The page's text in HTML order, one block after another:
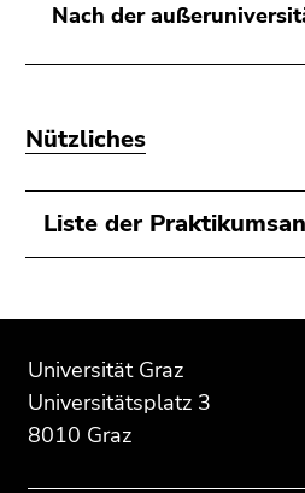
Nach der
Nützliches
Liste der
des
Seitenbereichs:
Zusatzinformationen:
Universität Graz
Universitätsplatz 3
8010 Graz
dieses
Seitenbereichs.
Übersicht
dieses
Seitenbereichs.
Übersicht